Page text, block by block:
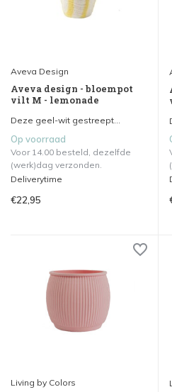
Aveva Design
Aveva design - bloempot
vilt M - lemonade
Deze geel-wit gestreept...
Op voorraad
Voor 14.00 besteld, dezelfde
(werk)dag verzonden.
Deliverytime
€22,95
Living by Colors